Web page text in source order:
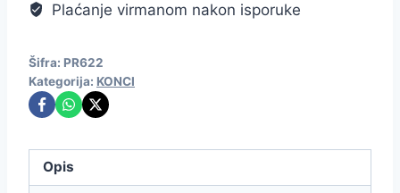
Plaćanje virmanom nakon isporuke
Šifra: PR622
Kategorija: KONCI
Opis